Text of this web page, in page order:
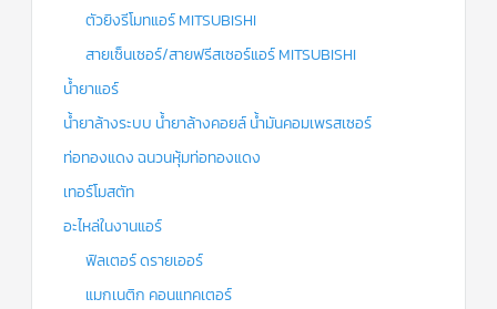
ตัวยิงรีโมทแอร์ MITSUBISHI
สายเซ็นเซอร์/สายฟรีสเซอร์แอร์ MITSUBISHI
น้ำยาแอร์
น้ำยาล้างระบบ น้ำยาล้างคอยล์ น้ำมันคอมเพรสเซอร์
ท่อทองแดง ฉนวนหุ้มท่อทองแดง
เทอร์โมสตัท
อะไหล่ในงานแอร์
ฟิลเตอร์ ดรายเออร์
แมกเนติก คอนแทคเตอร์